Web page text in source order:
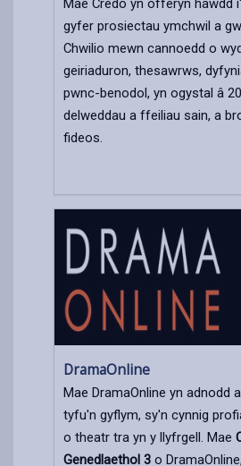
Mae Credo yn offeryn hawdd
gyfer prosiectau ymchwil a
Chwilio mewn cannoedd o
geiriaduron, thesawrws,
pwnc-benodol, yn ogystal â
delweddau a ffeiliau sain, a
fideos.
DramaOnline
Mae DramaOnline yn adnodd
tyfu'n gyflym, sy'n cynnig
o theatr tra yn y llyfrgell. Mae
Genedlaethol 3 o